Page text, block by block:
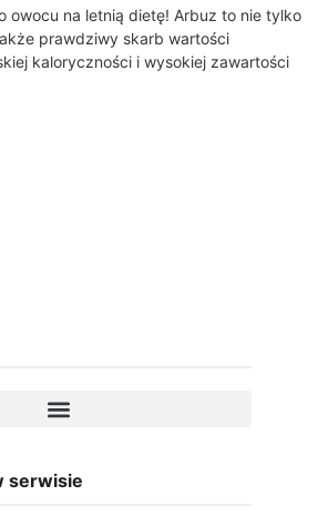
owocu na letnią dietę! Arbuz to nie tylko
prawdziwy skarb wartości
kaloryczności i wysokiej zawartości
wybór dla...
serwisie